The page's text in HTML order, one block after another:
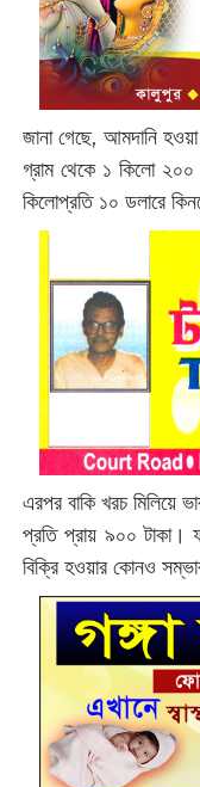
জানা গেছে, আমদানি
গ্রাম থেকে ১ কিলো ২০০
কিলোপ্রতি ১০ ডলারে
এরপর বাকি খরচ মিলিয়ে
প্রতি প্রায় ৯০০ টাকা।
বিক্রি হওয়ার কোনও